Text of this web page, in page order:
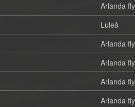
Arlanda
Luleå
Arlanda
Arlanda
Arlanda
Arlanda